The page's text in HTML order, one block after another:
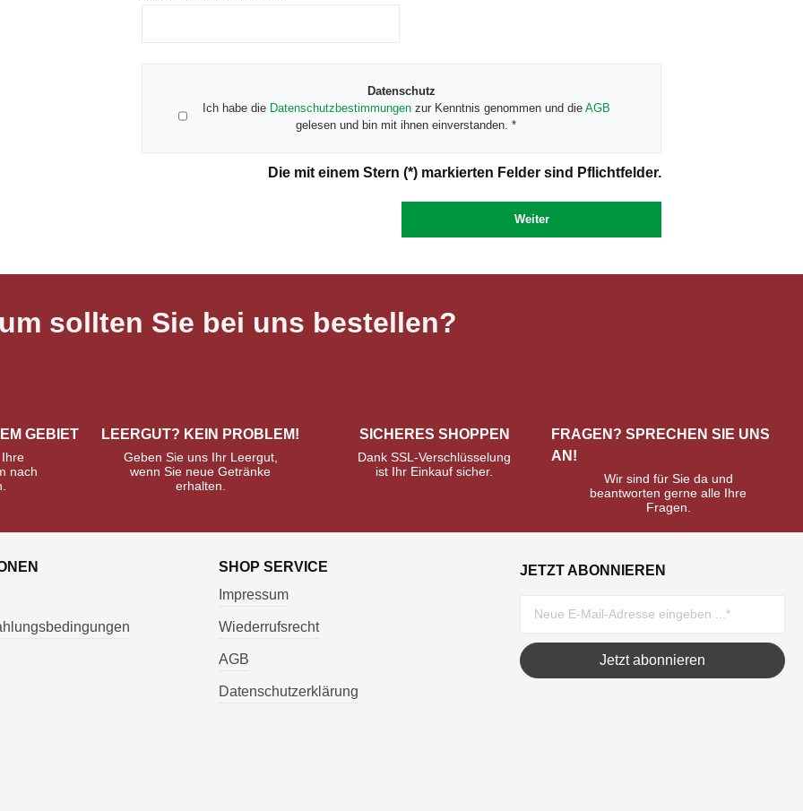
Datenschutz
Ich habe die Datenschutzbestimmungenzur Kenntnis genommen und die AGB
gelesen und bin mit ihnen einverstanden. *
Die mit einem Stern (*) markierten Felder sind Pflichtfelder.
Weiter
sollten Sie bei uns bestellen?
GEBIET
nach
LEERGUT? KEIN PROBLEM!
Geben Sie uns Ihr Leergut,
wenn Sie neue Getränke
erhalten.
SICHERES SHOPPEN
Dank SSL-Verschlüsselung
ist Ihr Einkauf sicher.
FRAGEN? SPRECHEN SIE UNS
AN!
Wir sind für Sie da und
beantworten gerne alle Ihre
Fragen.
SHOP SERVICE
Impressum
Wiederrufsrecht
AGB
Datenschutzerklärung
JETZT ABONNIEREN
Jetzt abonnieren